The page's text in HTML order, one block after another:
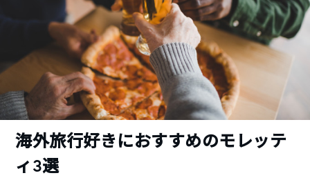
海外旅行好きにおすすめのモレッテ
ィ3選